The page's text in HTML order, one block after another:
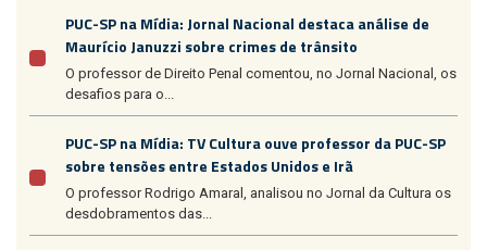
PUC-SP na Mídia: Jornal Nacional destaca análise de
Maurício Januzzi sobre crimes de trânsito
O professor de Direito Penal comentou, no Jornal Nacional, os
desafios para o...
PUC-SP na Mídia: TV Cultura ouve professor da PUC-SP
sobre tensões entre Estados Unidos e Irã
O professor Rodrigo Amaral, analisou no Jornal da Cultura os
desdobramentos das...